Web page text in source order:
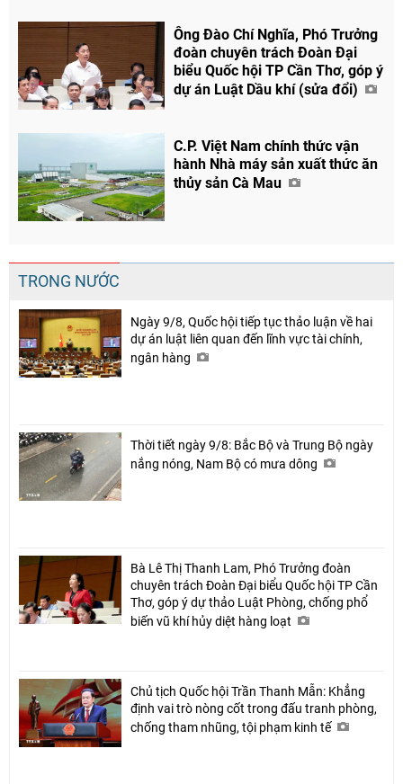
Ông Đào Chí Nghĩa, Phó Trưởng
đoàn chuyên trách Đoàn Đại
biểu Quốc hội TP Cần Thơ, góp ý
dự án Luật Dầu khí (sửa đổi)
C.P. Việt Nam chính thức vận
hành Nhà máy sản xuất thức ăn
thủy sản Cà Mau
TRONG NƯỚC
Ngày 9/8, Quốc hội tiếp tục thảo luận về hai
dự án luật liên quan đến lĩnh vực tài chính,
ngân hàng
Thời tiết ngày 9/8: Bắc Bộ và Trung Bộ ngày
nắng nóng, Nam Bộ có mưa dông
Bà Lê Thị Thanh Lam, Phó Trưởng đoàn
chuyên trách Đoàn Đại biểu Quốc hội TP Cần
Thơ, góp ý dự thảo Luật Phòng, chống phổ
biến vũ khí hủy diệt hàng loạt
Chủ tịch Quốc hội Trần Thanh Mẫn: Khẳng
định vai trò nòng cốt trong đấu tranh phòng,
chống tham nhũng, tội phạm kinh tế